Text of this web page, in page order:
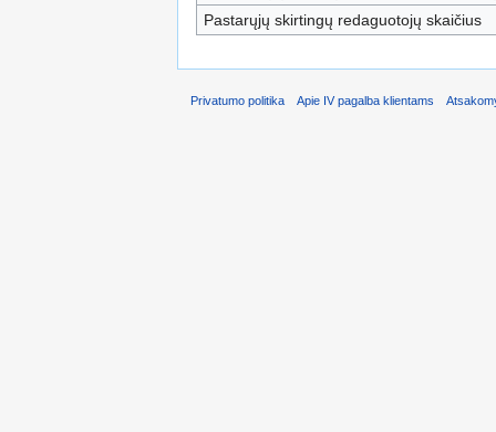
Pastarųjų skirtingų redaguotojų skaičius
Privatumo politika Apie IV pagalba klientams